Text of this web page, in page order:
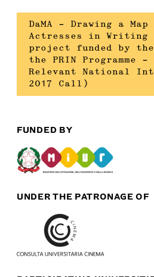
DaMA – Drawing a
Actresses in Writing
project funded by the
the PRIN Programme
Relevant National
2017 Call)
FUNDED BY
UNDER THE PATRONAGE OF